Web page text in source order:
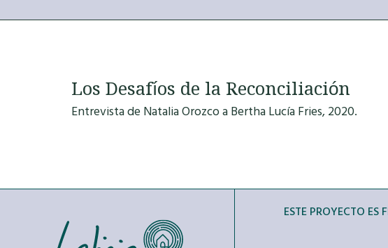
Los Desafíos de la Reconciliación
Entrevista de Natalia Orozco a Bertha Lucía Fries, 2020.
ESTE PROYECTO